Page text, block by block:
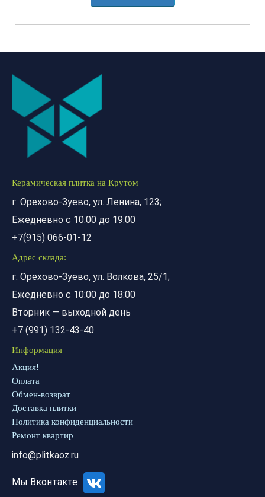
Керамическая плитка на Крутом
г. Орехово-Зуево, ул. Ленина, 123;
Ежедневно с 10:00 до 19:00
+7(915) 066-01-12
Адрес склада:
г. Орехово-Зуево, ул. Волкова, 25/1;
Ежедневно с 10:00 до 18:00
Вторник — выходной день
+7 (991) 132-43-40
Информация
Акция!
Оплата
Обмен-возврат
Доставка плитки
Политика конфиденциальности
Ремонт квартир
info@plitkaoz.ru
Мы Вконтакте